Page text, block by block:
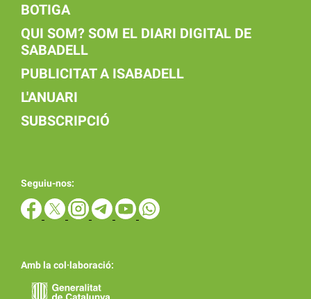
BOTIGA
QUI SOM? SOM EL DIARI DIGITAL DE
SABADELL
PUBLICITAT A ISABADELL
L'ANUARI
SUBSCRIPCIÓ
Seguiu-nos:
Amb la col·laboració: